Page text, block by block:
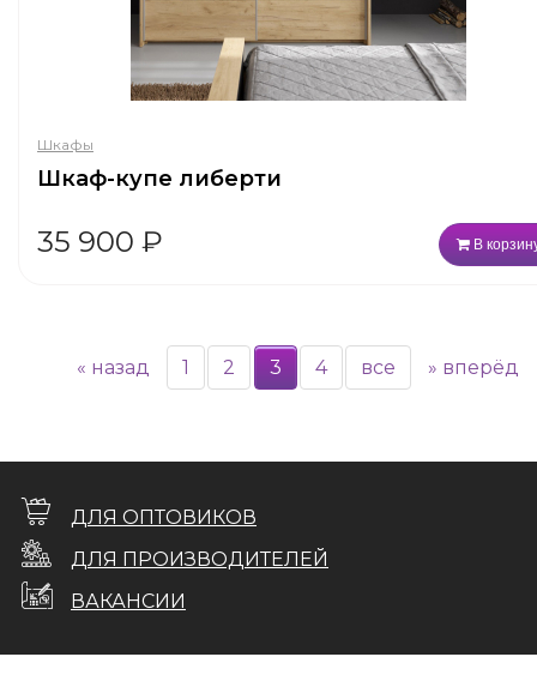
Шкафы
Шкаф-купе либерти
35 900 ₽ В
« назад 1 2 3 4 все » вперёд
ДЛЯ ОПТОВИКОВ
ДЛЯ ПРОИЗВОДИТЕЛЕЙ
ВАКАНСИИ